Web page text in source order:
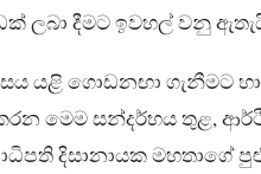
ලබා දීමට ඉවහල් වනු
යළි ගොඩනඟා ගැනීමට හා
කරන මෙම සන්දර්භය තුළ,
දිසානායක මහතාගේ